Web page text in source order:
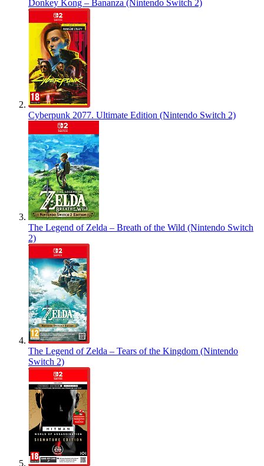
Donkey Kong – Bananza (Nintendo Switch 2)
Cyberpunk 2077. Ultimate Edition (Nintendo Switch 2)
The Legend of Zelda – Breath of the Wild (Nintendo Switch
2)
The Legend of Zelda – Tears of the Kingdom (Nintendo
Switch 2)